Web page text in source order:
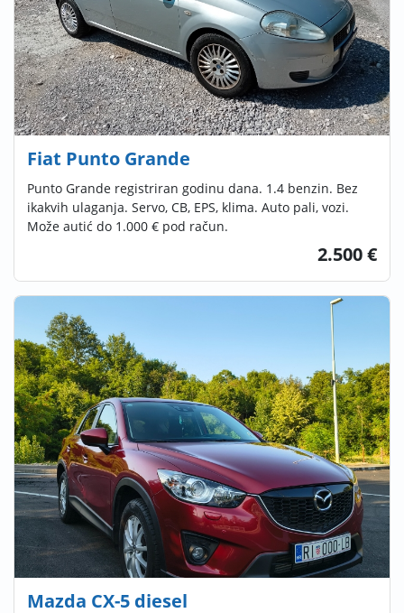
Fiat Punto Grande
Punto Grande registriran godinu dana. 1.4 benzin. Bez
ikakvih ulaganja. Servo, CB, EPS, klima. Auto pali, vozi.
Može autić do 1.000 € pod račun.
2.500 €
Mazda CX-5 diesel